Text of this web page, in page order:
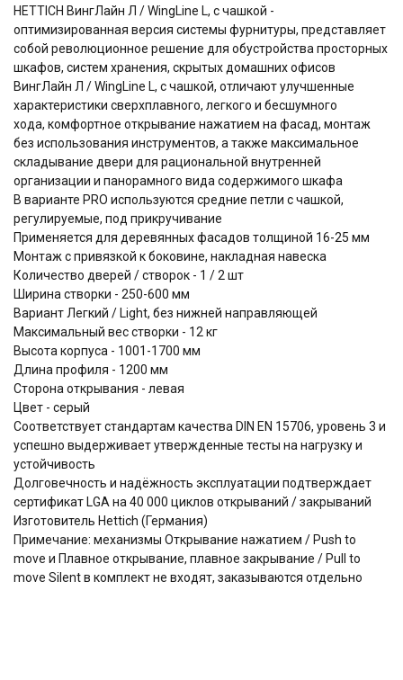
HETTICH ВингЛайн Л / WingLine L, с чашкой -
оптимизированная версия системы фурнитуры, представляет
собой революционное решение для обустройства просторных
шкафов, систем хранения, скрытых домашних офисов
ВингЛайн Л / WingLine L, с чашкой, отличают улучшенные
характеристики сверхплавного, легкого и бесшумного
хода, комфортное открывание нажатием на фасад, монтаж
без использования инструментов, а также максимальное
складывание двери для рациональной внутренней
организации и панорамного вида содержимого шкафа
В варианте PRO используются средние петли с чашкой,
регулируемые, под прикручивание
Применяется для деревянных фасадов толщиной 16-25 мм
Монтаж с привязкой к боковине, накладная навеска
Количество дверей / створок - 1 / 2 шт
Ширина створки - 250-600 мм
Вариант Легкий / Light, без нижней направляющей
Максимальный вес створки - 12 кг
Высота корпуса - 1001-1700 мм
Длина профиля - 1200 мм
Сторона открывания - левая
Цвет - серый
Соответствует стандартам качества DIN EN 15706, уровень 3 и
успешно выдерживает утвержденные тесты на нагрузку и
устойчивость
Долговечность и надёжность эксплуатации подтверждает
сертификат LGA на 40 000 циклов открываний / закрываний
Изготовитель Hettich (Германия)
Примечание: механизмы Открывание нажатием / Push to
move и Плавное открывание, плавное закрывание / Pull to
move Silent в комплект не входят, заказываются отдельно